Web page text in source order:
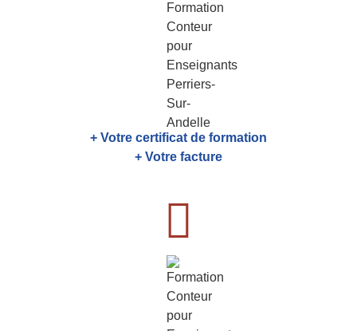
+ Votre certificat de formation
+ Votre facture